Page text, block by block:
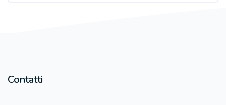
Contatti